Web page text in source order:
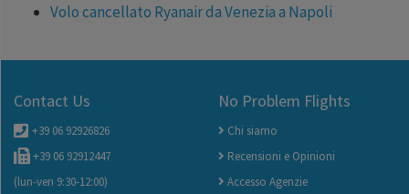
Volo cancellato Ryanair da Venezia a Napoli
Contact Us
+39 06 92926826
+39 06 92912447
(lun-ven 9:30-12:00)
No Problem Flights
Chi siamo
Recensioni e Opinioni
Accesso Agenzie